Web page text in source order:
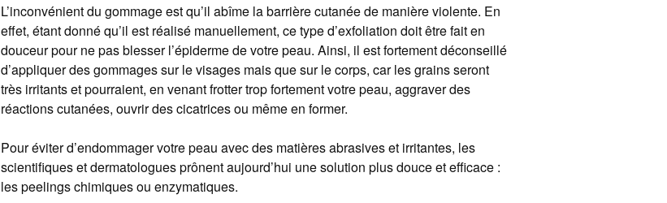
L’inconvénient du gommage est qu’il abîme la barrière cutanée de manière violente. En
effet, étant donné qu’il est réalisé manuellement, ce type d’exfoliation doit être fait en
douceur pour ne pas blesser l’épiderme de votre peau. Ainsi, il est fortement déconseillé
d’appliquer des gommages sur le visages mais que sur le corps, car les grains seront
très irritants et pourraient, en venant frotter trop fortement votre peau, aggraver des
réactions cutanées, ouvrir des cicatrices ou même en former.
Pour éviter d’endommager votre peau avec des matières abrasives et irritantes, les
scientifiques et dermatologues prônent aujourd’hui une solution plus douce et efficace :
les peelings chimiques ou enzymatiques.